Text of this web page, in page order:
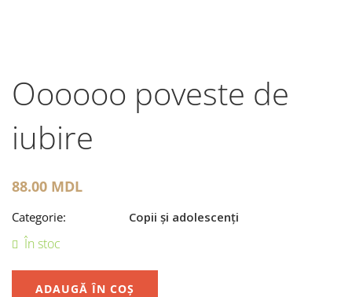
Oooooo poveste de
iubire
88.00 MDL
Categorie: Copii și adolescenți
În stoc
ADAUGĂ ÎN COȘ